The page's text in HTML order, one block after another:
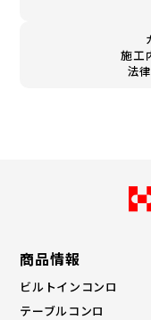
施工
法
商品情報
ビルトインコンロ
テーブルコンロ